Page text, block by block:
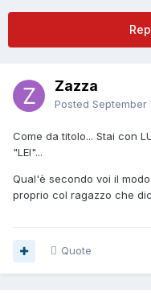
Zazza
Posted September
Come da titolo... Stai con
"LEI"...
Qual'è secondo voi il
proprio col ragazzo che
Quote